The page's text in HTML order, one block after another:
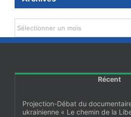
Archives
Récent
Projection-Débat du
ukrainienne « Le chemin de la